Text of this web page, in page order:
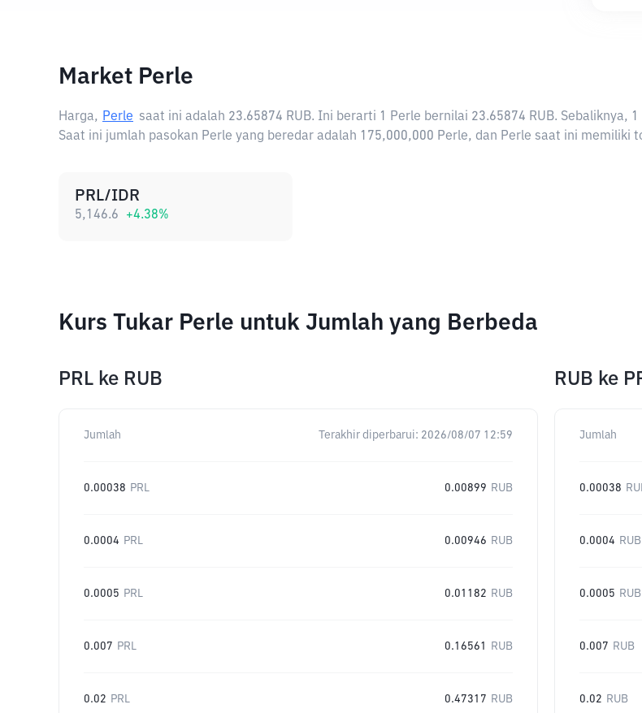
Market Perle
Harga, Perle saat ini adalah 23.65874 RUB. Ini berarti 1 Perle bernilai 23.65874 RUB. Sebaliknya,
Saat ini jumlah pasokan Perle yang beredar adalah 175,000,000 Perle, dan Perle saat ini
PRL/IDR
5,146.6 +4.38%
Kurs Tukar Perle untuk Jumlah yang Berbeda
PRL ke RUB
Jumlah Terakhir diperbarui: 2026/08/07 12:59
0.00038 PRL 0.00899 RUB
0.0004 PRL 0.00946 RUB
0.0005 PRL 0.01182 RUB
0.007 PRL 0.16561 RUB
0.02 PRL 0.47317 RUB
RUB ke
Jumlah
0.00038
0.0004 RUB
0.0005 RUB
0.007 RUB
0.02 RUB